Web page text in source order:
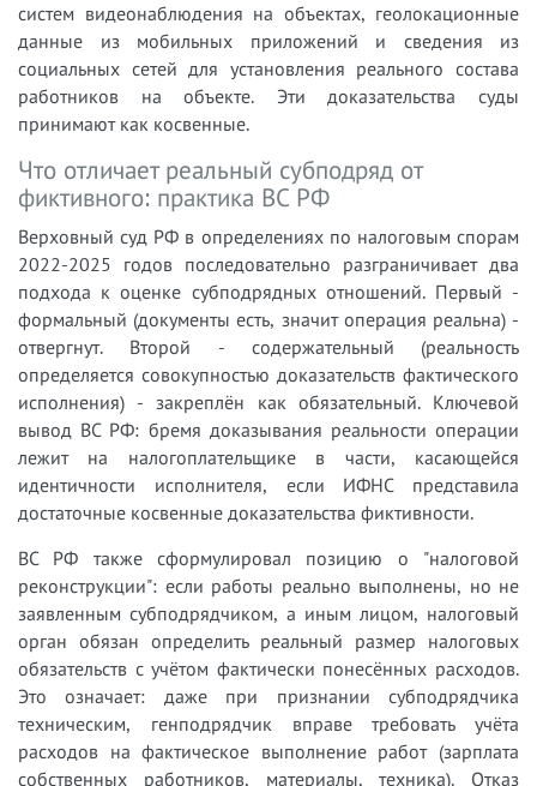
систем видеонаблюдения на объектах, геолокационные
данные из мобильных приложений и сведения из
социальных сетей для установления реального состава
работников на объекте. Эти доказательства суды
принимают как косвенные.
Что отличает реальный субподряд от
фиктивного: практика ВС РФ
Верховный суд РФ в определениях по налоговым спорам
2022-2025 годов последовательно разграничивает два
подхода к оценке субподрядных отношений. Первый -
формальный (документы есть, значит операция реальна) -
отвергнут. Второй - содержательный (реальность
определяется совокупностью доказательств фактического
исполнения) - закреплён как обязательный. Ключевой
вывод ВС РФ: бремя доказывания реальности операции
лежит на налогоплательщике в части, касающейся
идентичности исполнителя, если ИФНС представила
достаточные косвенные доказательства фиктивности.
ВС РФ также сформулировал позицию о "налоговой
реконструкции": если работы реально выполнены, но не
заявленным субподрядчиком, а иным лицом, налоговый
орган обязан определить реальный размер налоговых
обязательств с учётом фактически понесённых расходов.
Это означает: даже при признании субподрядчика
техническим, генподрядчик вправе требовать учёта
расходов на фактическое выполнение работ (зарплата
собственных работников, материалы, техника). Отказ